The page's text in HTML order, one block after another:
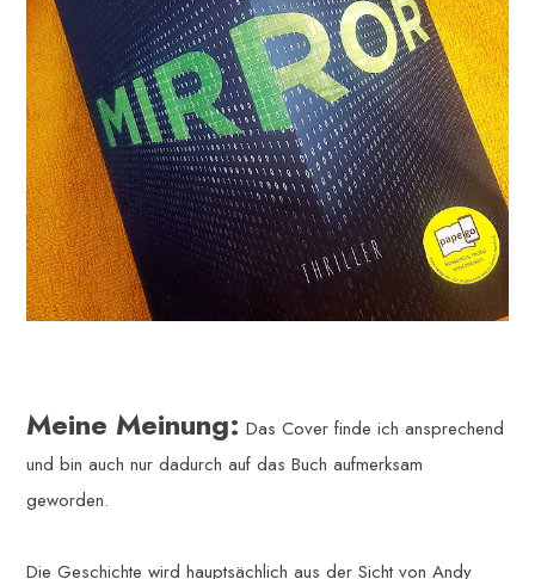
Meine Meinung: Das Cover finde ich ansprechend
und bin auch nur dadurch auf das Buch aufmerksam
geworden.
Die Geschichte wird hauptsächlich aus der Sicht von Andy